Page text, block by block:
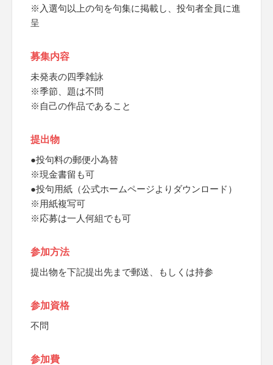
※入選句以上の句を句集に掲載し、投句者全員に進
呈
募集内容
未発表の四季雑詠
※季節、題は不問
※自己の作品であること
提出物
●投句料の郵便小為替
※現金書留も可
●投句用紙（公式ホームページよりダウンロード）
※用紙複写可
※応募は一人何組でも可
参加方法
提出物を下記提出先まで郵送、もしくは持参
参加資格
不問
参加費